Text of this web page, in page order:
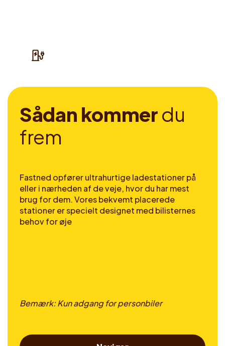
Sådan kommerdu
frem
Fastned opfører ultrahurtige ladestationer på
eller i nærheden af de veje, hvor du har mest
brug for dem. Vores bekvemt placerede
stationer er specielt designet med bilisternes
behov for øje
Bemærk: Kun adgang for personbiler